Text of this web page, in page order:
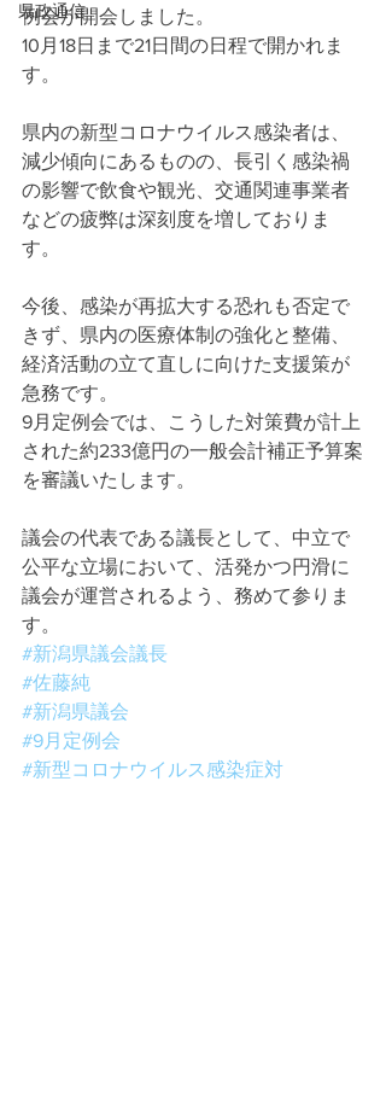
県政通信
例会が開会しました。
10月18日まで21日間の日程で開かれま
す。
県内の新型コロナウイルス感染者は、
減少傾向にあるものの、長引く感染禍
の影響で飲食や観光、交通関連事業者
などの疲弊は深刻度を増しておりま
す。
今後、感染が再拡大する恐れも否定で
きず、県内の医療体制の強化と整備、
経済活動の立て直しに向けた支援策が
急務です。
9月定例会では、こうした対策費が計上
された約233億円の一般会計補正予算案
を審議いたします。
議会の代表である議長として、中立で
公平な立場において、活発かつ円滑に
議会が運営されるよう、務めて参りま
す。
#新潟県議会議長
#佐藤純
#新潟県議会
#9月定例会
#新型コロナウイルス感染症対